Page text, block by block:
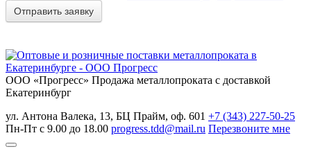
ООО «Прогресс» Продажа металлопроката с доставкой
Екатеринбург
ул. Антона Валека, 13, БЦ Прайм, оф. 601 +7 (343) 227-50-25
Пн-Пт с 9.00 до 18.00 progress.tdd@mail.ru Перезвоните мне